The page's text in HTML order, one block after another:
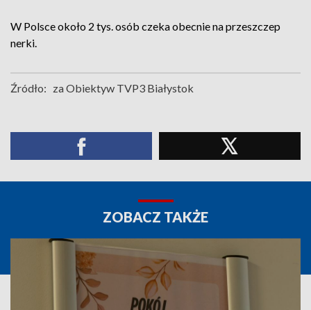
W Polsce około 2 tys. osób czeka obecnie na przeszczep
nerki.
Źródło: za Obiektyw TVP3 Białystok
ZOBACZ TAKŻE